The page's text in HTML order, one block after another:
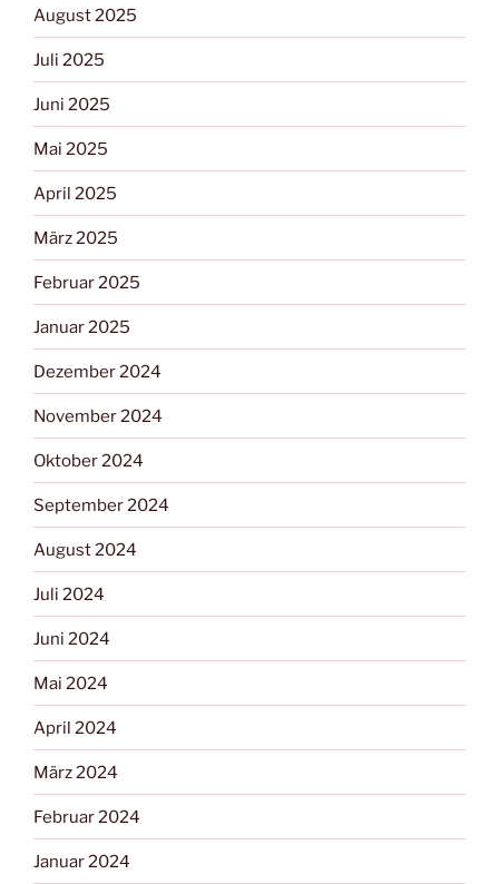
August 2025
Juli 2025
Juni 2025
Mai 2025
April 2025
März 2025
Februar 2025
Januar 2025
Dezember 2024
November 2024
Oktober 2024
September 2024
August 2024
Juli 2024
Juni 2024
Mai 2024
April 2024
März 2024
Februar 2024
Januar 2024